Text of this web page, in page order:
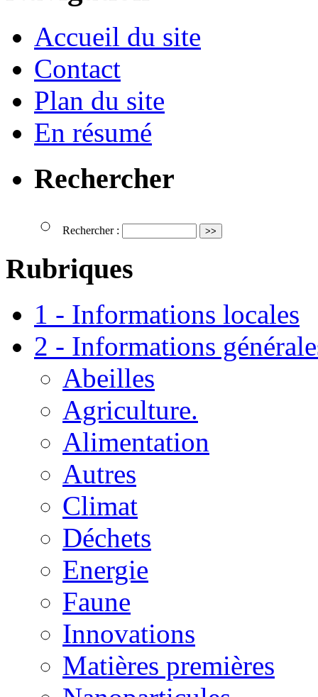
Accueil du site
Contact
Plan du site
En résumé
Rechercher
Rechercher :
Rubriques
1 - Informations locales
2 - Informations
Abeilles
Agriculture.
Alimentation
Autres
Climat
Déchets
Energie
Faune
Innovations
Matières premières